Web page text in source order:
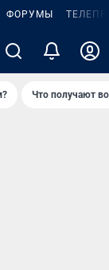
ФОРУМЫ
Что получают